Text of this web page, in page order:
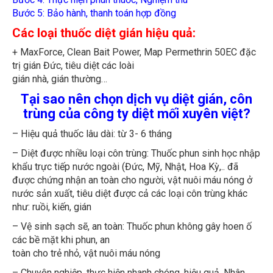
Bước 5: Bảo hành, thanh toán hợp đồng
Các loại thuốc diệt gián hiệu quả:
+ MaxForce, Clean Bait Power, Map Permethrin 50EC đặc
trị gián Đức, tiêu diệt các loài
gián nhà, gián thường…
Tại sao nên chọn dịch vụ diệt gián, côn
trùng của công ty diệt mối xuyên việt?
– Hiệu quả thuốc lâu dài: từ 3- 6 tháng
– Diệt được nhiều loại côn trùng: Thuốc phun sinh học nhập
khẩu trực tiếp nước ngoài (Đức, Mỹ, Nhật, Hoa Kỳ,.. đã
được chứng nhận an toàn cho người, vật nuôi máu nóng ở
nước sản xuất, tiêu diệt được cả các loại côn trùng khác
như: ruồi, kiến, gián
– Vệ sinh sạch sẽ, an toàn: Thuốc phun không gây hoen ố
các bề mặt khi phun, an
toàn cho trẻ nhỏ, vật nuôi máu nóng
– Chuyên nghiệp, thực hiện nhanh chóng, hiệu quả. Nhân